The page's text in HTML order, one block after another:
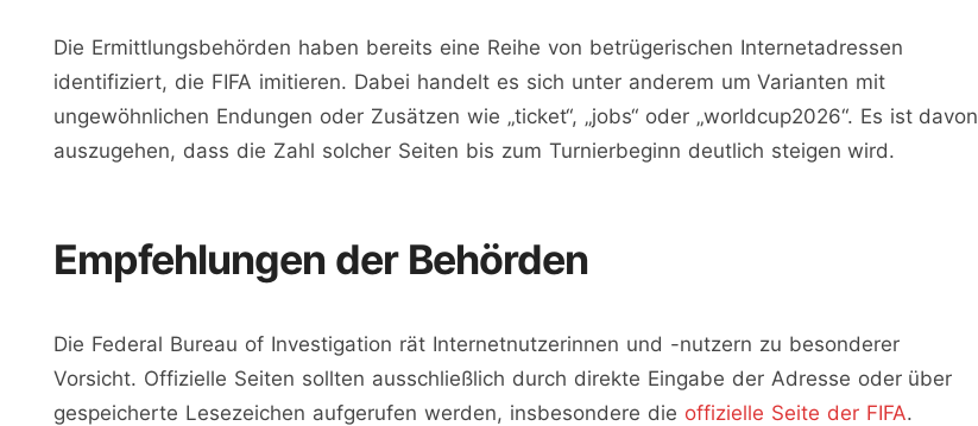
Die Ermittlungsbehörden haben bereits eine Reihe von betrügerischen Internetadressen
identifiziert, die FIFA imitieren. Dabei handelt es sich unter anderem um Varianten mit
ungewöhnlichen Endungen oder Zusätzen wie „ticket“, „jobs“ oder „worldcup2026“. Es ist davon
auszugehen, dass die Zahl solcher Seiten bis zum Turnierbeginn deutlich steigen wird.
Empfehlungen der Behörden
Die Federal Bureau of Investigation rät Internetnutzerinnen und -nutzern zu besonderer
Vorsicht. Offizielle Seiten sollten ausschließlich durch direkte Eingabe der Adresse oder über
gespeicherte Lesezeichen aufgerufen werden, insbesondere die offizielle Seite der FIFA.